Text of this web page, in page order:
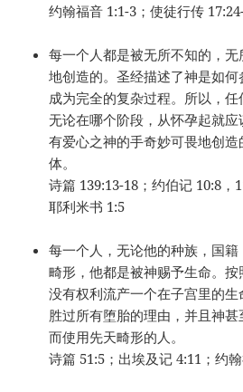
约翰福音 1:1-3；使徒行传
每一个人都是被无所不知的，
地创造的。圣经描述了神是如
成为完全的复杂过程。所以，任
无论在哪个阶段，从怀孕起就
有爱心之神的手奇妙可畏地创
体。
诗篇 139:13-18；约伯记 10:8，
耶利米书 1:5
每一个人，无论他的种族，国
畸形，他都是被神赐予生命。
没有权利流产一个在子宫里的
胜过所有堕胎的理由，并且神
而使用先天畸形的人。
诗篇 51:5；出埃及记 4:11；约